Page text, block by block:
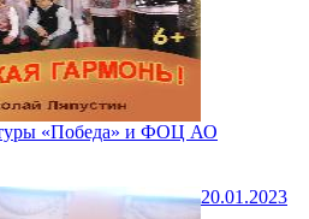
«Победа» и ФОЦ АО
20.01.2023